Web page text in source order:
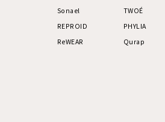
Sonael
REPROID
ReWEAR
TWOÉ
PHYLIA
Qurap